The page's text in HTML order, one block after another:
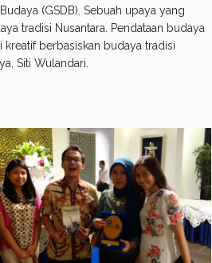
(GSDB). Sebuah upaya yang
tradisi Nusantara. Pendataan budaya
berbasiskan budaya tradisi
Siti Wulandari.